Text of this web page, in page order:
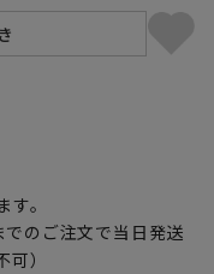
。
のご注文で当日発送
）